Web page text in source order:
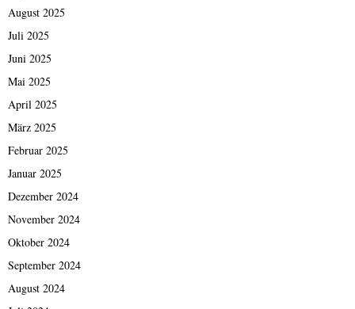
August 2025
Juli 2025
Juni 2025
Mai 2025
April 2025
März 2025
Februar 2025
Januar 2025
Dezember 2024
November 2024
Oktober 2024
September 2024
August 2024